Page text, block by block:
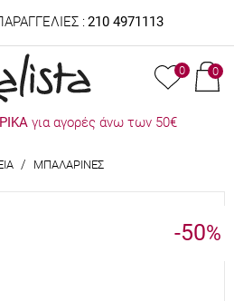
: 210 4971113
0 0
για αγορές άνω των 50€
/ ΜΠΑΛΑΡΙΝΕΣ
-50%